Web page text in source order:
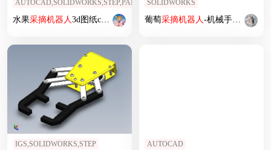
AUTOCAD,SOLIDWORKS,STEP,PARASOLID
水果采摘机器人3d图纸cad多轴机械臂 采摘机3d模型 履带式机器人3D
SOLIDWORKS
葡萄采摘机器人-机械手三维SW模型
IGS,SOLIDWORKS,STEP AUTOCAD